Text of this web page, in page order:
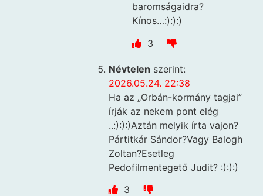
baromságaidra?
Kínos…:):):)
3
Névtelen szerint:
2026.05.24. 22:38
Ha az „Orbán-kormány tagjai”
írják az nekem pont elég
..:):):)Aztán melyik írta vajon?
Pártitkár Sándor?Vagy Balogh
Zoltan?Esetleg
Pedofilmentegető Judit? :):):)
3